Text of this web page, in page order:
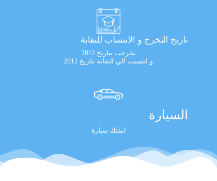
تاريخ التخرج و الانتساب للنقابة
تخرجت بتاريخ 2012
و انتسبت الي النقابة بتاريخ 2012
السيارة
امتلك سيارة